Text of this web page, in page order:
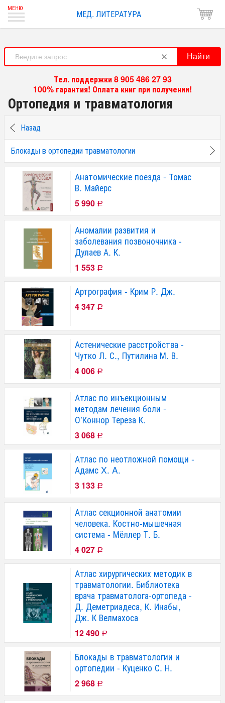
МЕД. ЛИТЕРАТУРА
Найти
Тел. поддержки 8 905 486 27 93
100% гарантия! Оплата книг при получении!
Ортопедия и травматология
Назад
Блокады в ортопедии травматологии
Анатомические поезда - Томас
В. Майерс
5 990 Р
Аномалии развития и
заболевания позвоночника -
Дулаев А. К.
1 553 Р
Артрография - Крим Р. Дж.
4 347 Р
Астенические расстройства -
Чутко Л. С., Путилина М. В.
4 006 Р
Атлас по инъекционным
методам лечения боли -
О’Коннор Тереза К.
3 068 Р
Атлас по неотложной помощи -
Адамс X. A.
3 133 Р
Атлас секционной анатомии
человека. Костно-мышечная
система - Мёллер Т. Б.
4 027 Р
Атлас хирургических методик в
травматологии. Библиотека
врача травматолога-ортопеда -
Д. Деметриадеса, К. Инабы,
Дж. К Велмахоса
12 490 Р
Блокады в травматологии и
ортопедии - Куценко С. Н.
2 968 Р